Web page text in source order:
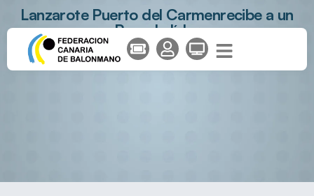
Lanzarote Puerto del Carmenrecibe a un
Pozuelo líder